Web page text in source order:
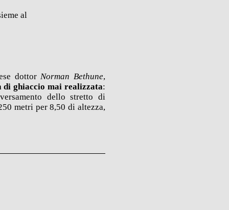
al
dottorNorman Bethune,
di ghiaccio mai realizzata:
dello stretto di
metri per 8,50 di altezza,